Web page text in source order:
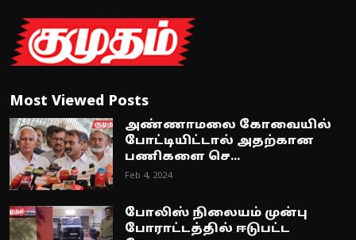
Most Viewed Posts
அண்ணாமலை கோவையில்
போட்டியிட்டால் அதற்கான
பணிகளை செ...
Feb 4, 2024
போலிஸ் நிலையம் முன்பு
போராட்டத்தில் ஈடுபட்ட